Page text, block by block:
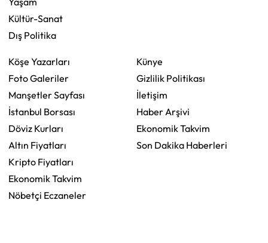
Kültür-Sanat
Dış Politika
Köşe Yazarları
Foto Galeriler
Manşetler Sayfası
İstanbul Borsası
Döviz Kurları
Altın Fiyatları
Kripto Fiyatları
Ekonomik Takvim
Nöbetçi Eczaneler
Künye
Gizlilik Politikası
İletişim
Haber Arşivi
Ekonomik Takvim
Son Dakika Haberleri